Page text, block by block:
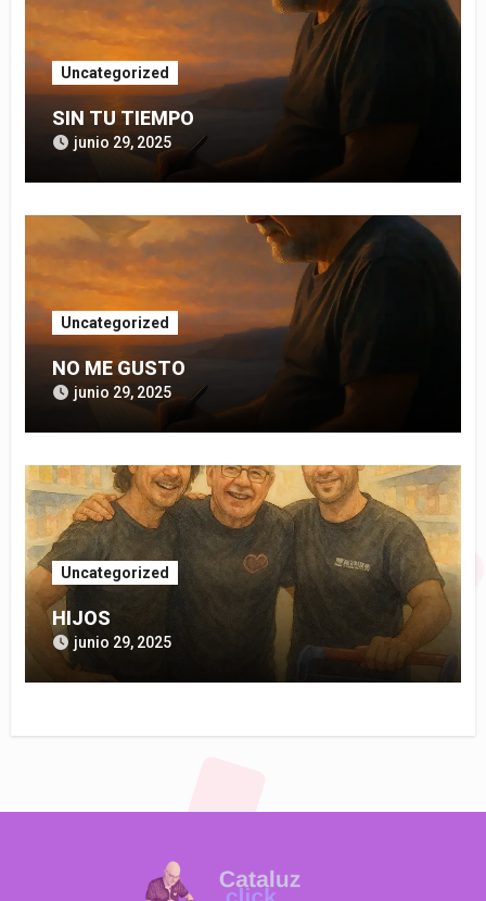
Uncategorized
SIN TU TIEMPO
junio 29, 2025
Uncategorized
NO ME GUSTO
junio 29, 2025
Uncategorized
HIJOS
junio 29, 2025